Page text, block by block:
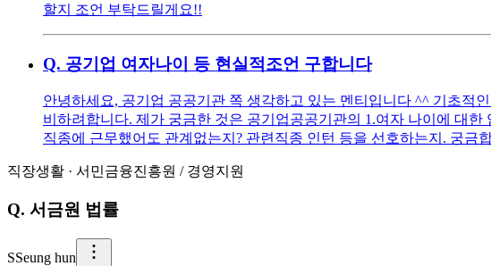
할지 조언 부탁드릴게요!!
Q. 공기업 여자나이 등 현실적조언 구합니다
안녕하세요, 공기업 공공기관 쪽 생각하고 있는 멘티입니다 ^^ 기초적
비하려합니다. 제가 궁금한 것은 공기업공공기관의 1.여자 나이에 대
직종에 근무했어도 관계없는지? 관련직종 인턴 등을 선호하는지. 궁
직장생활 · 서민금융진흥원 / 경영지원
Q. 서금원 법률
SSeung hun